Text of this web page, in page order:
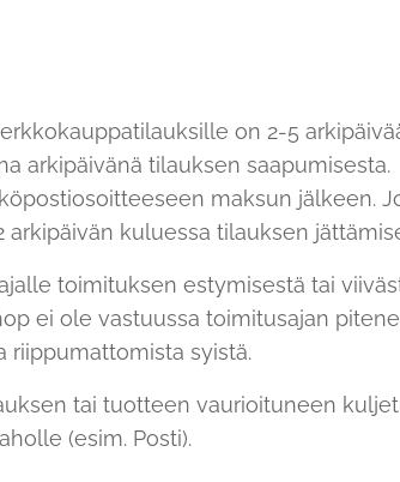
on 2-5
arkipäivänä tilauksen saapumisesta.
maksun jälkeen.
kuluessa tilauksen
toimituksen estymisestä tai
ei ole vastuussa toimitusajan
riippumattomista syistä.
tai tuotteen vaurioituneen
(esim. Posti).